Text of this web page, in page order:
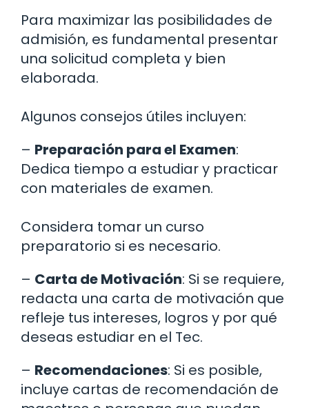
Para maximizar las posibilidades de
admisión, es fundamental presentar
una solicitud completa y bien
elaborada.
Algunos consejos útiles incluyen:
– Preparación para el Examen:
Dedica tiempo a estudiar y practicar
con materiales de examen.
Considera tomar un curso
preparatorio si es necesario.
– Carta de Motivación: Si se requiere,
redacta una carta de motivación que
refleje tus intereses, logros y por qué
deseas estudiar en el Tec.
– Recomendaciones: Si es posible,
incluye cartas de recomendación de